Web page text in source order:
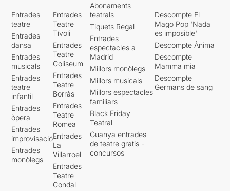
Entrades
teatre
Entrades
dansa
Entrades
musicals
Entrades
teatre
infantil
Entrades
òpera
Entrades
improvisació
Entrades
monòlegs
Entrades
Teatre
Tívoli
Entrades
Teatre
Coliseum
Entrades
Teatre
Borràs
Entrades
Teatre
Romea
Entrades
La
Villarroel
Entrades
Teatre
Condal
Abonaments
teatrals
Tiquets Regal
Entrades
espectacles a
Madrid
Millors monòlegs
Millors musicals
Millors espectacles
familiars
Black Friday
Teatral
Guanya entrades
de teatre gratis -
concursos
Descompte El
Mago Pop 'Nada
es imposible'
Descompte Ànima
Descompte
Mamma mia
Descompte
Germans de sang